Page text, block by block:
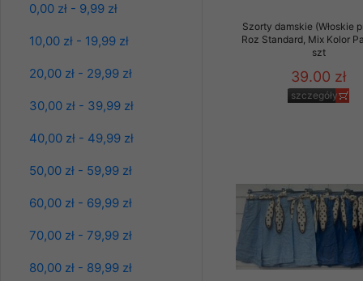
0,00 zł - 9,99 zł
10,00 zł - 19,99 zł
20,00 zł - 29,99 zł
30,00 zł - 39,99 zł
40,00 zł - 49,99 zł
50,00 zł - 59,99 zł
60,00 zł - 69,99 zł
70,00 zł - 79,99 zł
80,00 zł - 89,99 zł
39.00 zł
Szorty damskie (Włoskie
Roz Standard, Mix Kolor
szt
39.00 zł
szczegóły
ich weryfikacji,
Sklep nie
chyba że dzieje się
prawa organów
może wpłynąć na
Klienta przechowują
• sesji
• ostatnio